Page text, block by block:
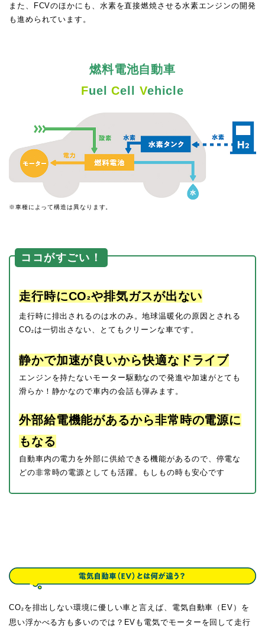
また、FCVのほかにも、水素を直接燃焼させる水素エンジンの開発
も進められています。
燃料電池自動車
FuelCell Vehicle
※車種によって構造は異なります。
ココがすごい！
走行時にCO²や排気ガスが出ない
走行時に排出されるのは水のみ。地球温暖化の原因とされる
CO²は一切出さない、とてもクリーンな車です。
静かで加速が良いから快適なドライブ
エンジンを持たないモーター駆動なので発進や加速がとても
滑らか！静かなので車内の会話も弾みます。
外部給電機能があるから非常時の電源に
もなる
自動車内の電力を外部に供給できる機能があるので、停電な
どの非常時の電源としても活躍。もしもの時も安心です
CO²を排出しない環境に優しい車と言えば、電気自動車（EV）を
思い浮かべる方も多いのでは？EVも電気でモーターを回して走行